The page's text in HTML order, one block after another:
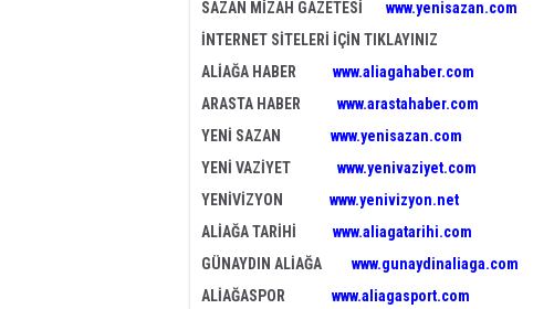
SAZAN MİZAH GAZETESİ
www.yenisazan.com
İNTERNET SİTELERİ İÇİN TIKLAYINIZ
ALİAĞA HABER www.aliagahaber.com
ARASTA HABER www.arastahaber.com
YENİ SAZAN www.yenisazan.com
YENİ VAZİYET www.yenivaziyet.com
YENİVİZYON www.yenivizyon.net
ALİAĞA TARİHİ www.aliagatarihi.com
GÜNAYDIN ALİAĞA
www.gunaydinaliaga.com
ALİAĞASPOR www.aliagasport.com